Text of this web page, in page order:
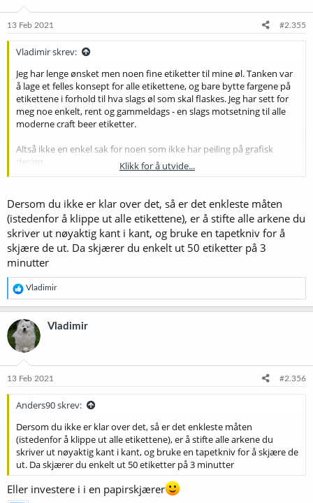
e
13 Feb 2021 #2.355
Vladimir skrev:
Jeg har lenge ønsket men noen fine etiketter til mine øl. Tanken var
å lage et felles konsept for alle etikettene, og bare bytte fargene på
etikettene i forhold til hva slags øl som skal flaskes. Jeg har sett for
meg noe enkelt, rent og gammeldags - en slags motsetning til alle
moderne craft beer etiketter.
Altså ikke en enkel sak for noen som ikke har peiling på grafisk
design.
se omtrent sånn ut:
Vis vedlegget 49756Vis vedlegget 49757
Vis vedlegget 49758Vis vedlegget 49759
Klikk for å utvide...
Dersom du ikke er klar over det, så er det enkleste måten
(istedenfor å klippe ut alle etikettene), er å stifte alle arkene du
skriver ut nøyaktig kant i kant, og bruke en tapetkniv for å
skjære de ut. Da skjærer du enkelt ut 50 etiketter på 3
minutter
R
e
a
k
s
o
e
Vladimir
Vladimir
13 Feb 2021 #2.356
Anders90 skrev:
Dersom du ikke er klar over det, så er det enkleste måten
(istedenfor å klippe ut alle etikettene), er å stifte alle arkene du
skriver ut nøyaktig kant i kant, og bruke en tapetkniv for å skjære de
ut. Da skjærer du enkelt ut 50 etiketter på 3 minutter
Eller investere i i en papirskjærer